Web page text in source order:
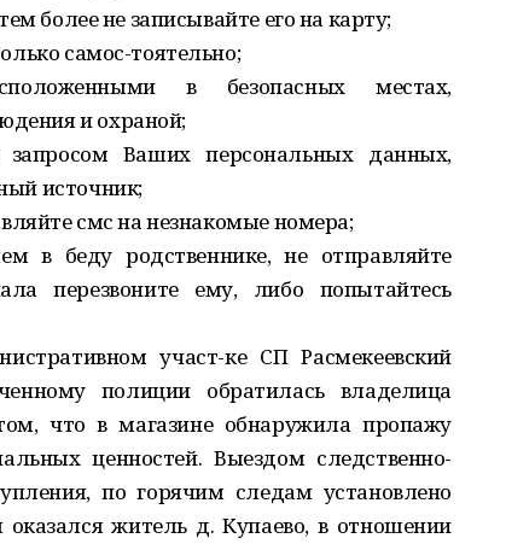
более не записывайте его на карту;
самос-тоятельно;
в безопасных местах,
и охраной;
Ваших персональных данных,
источник;
смс на незнакомые номера;
в беду родственнике, не отправляйте
перезвоните ему, либо попытайтесь
участ-ке СП Расмекеевский
полиции обратилась владелица
что в магазине обнаружила пропажу
ценностей. Выездом следственно-
по горячим следам установлено
житель д. Купаево, в отношении